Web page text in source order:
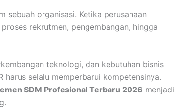
sebuah organisasi. Ketika perusahaan
rekrutmen, pengembangan, hingga
teknologi, dan kebutuhan bisnis
selalu memperbarui kompetensinya.
SDM Profesional Terbaru 2026 menjadi